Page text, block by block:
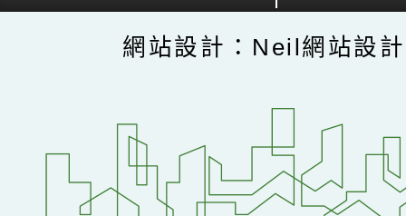
網站設計：Neil網站設